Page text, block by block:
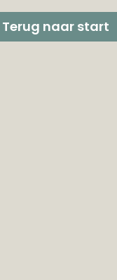
Terug naar start